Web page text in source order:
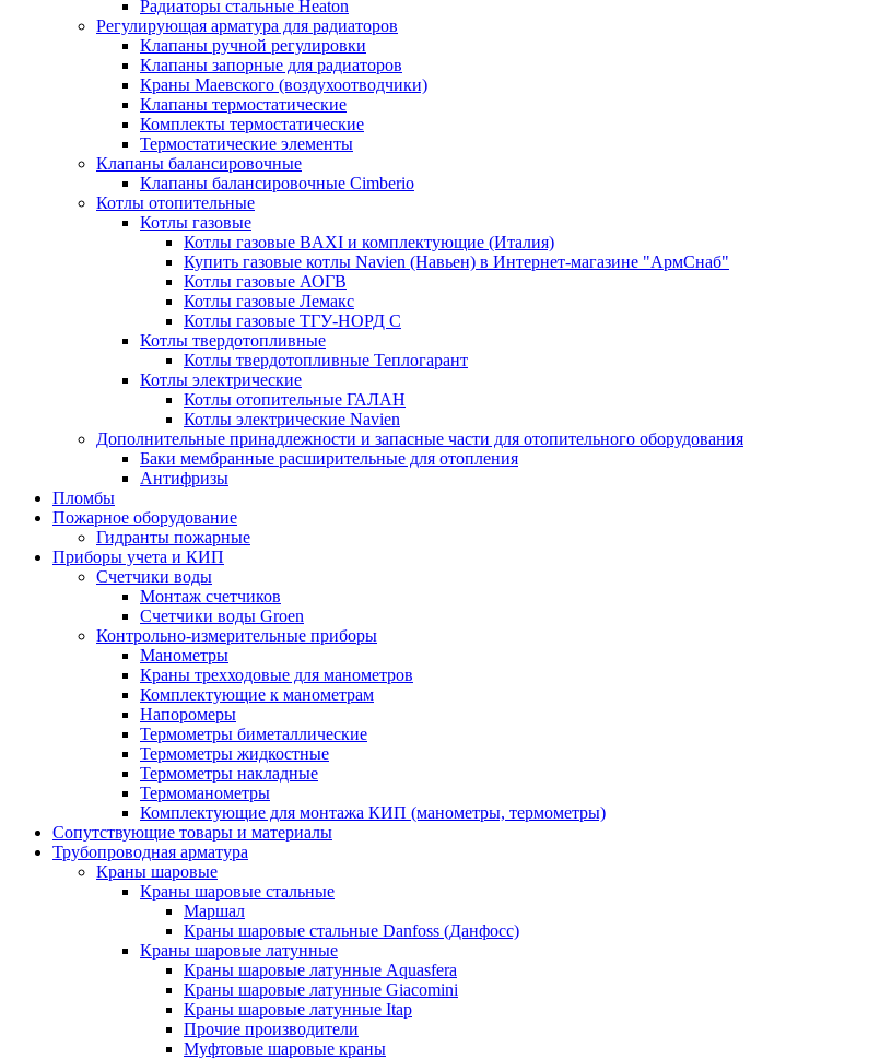
Радиаторы стальные Heaton
Регулирующая арматура для радиаторов
Клапаны ручной регулировки
Клапаны запорные для радиаторов
Краны Маевского (воздухоотводчики)
Клапаны термостатические
Комплекты термостатические
Термостатические элементы
Клапаны балансировочные
Клапаны балансировочные Cimberio
Котлы отопительные
Котлы газовые
Котлы газовые BAXI и комплектующие (Италия)
Купить газовые котлы Navien (Навьен) в Интернет-магазине "АрмСнаб"
Котлы газовые АОГВ
Котлы газовые Лемакс
Котлы газовые ТГУ-НОРД С
Котлы твердотопливные
Котлы твердотопливные Теплогарант
Котлы электрические
Котлы отопительные ГАЛАН
Котлы электрические Navien
Дополнительные принадлежности и запасные части для отопительного оборудования
Баки мембранные расширительные для отопления
Антифризы
Пломбы
Пожарное оборудование
Гидранты пожарные
Приборы учета и КИП
Счетчики воды
Монтаж счетчиков
Счетчики воды Groen
Контрольно-измерительные приборы
Манометры
Краны трехходовые для манометров
Комплектующие к манометрам
Напоромеры
Термометры биметаллические
Термометры жидкостные
Термометры накладные
Термоманометры
Комплектующие для монтажа КИП (манометры, термометры)
Сопутствующие товары и материалы
Трубопроводная арматура
Краны шаровые
Краны шаровые стальные
Маршал
Краны шаровые стальные Danfoss (Данфосс)
Краны шаровые латунные
Краны шаровые латунные Aquasfera
Краны шаровые латунные Giacomini
Краны шаровые латунные Itap
Прочие производители
Муфтовые шаровые краны